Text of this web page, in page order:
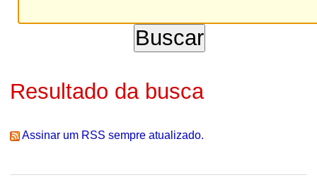
Resultado da busca
Assinar um RSS sempre atualizado.